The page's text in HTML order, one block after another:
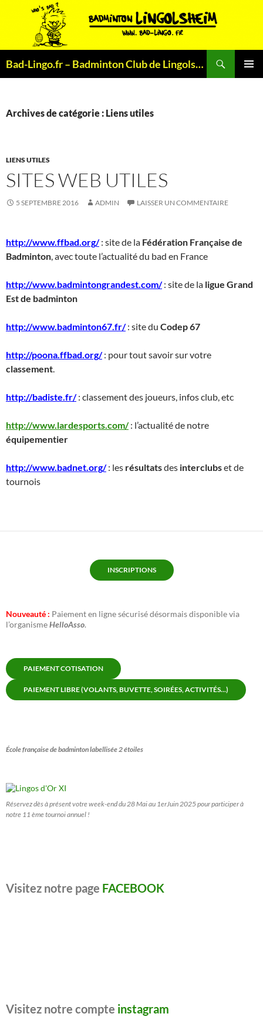
Bad-Lingo.fr – Badminton Club de Lingolsheim
Archives de catégorie : Liens utiles
LIENS UTILES
SITES WEB UTILES
5 SEPTEMBRE 2016 ADMIN LAISSER UN COMMENTAIRE
http://www.ffbad.org/: site de la Fédération Française de
Badminton, avec toute l’actualité du bad en France
http://www.badmintongrandest.com/: site de la ligue Grand
Est de badminton
http://www.badminton67.fr/: site du Codep 67
http://poona.ffbad.org/: pour tout savoir sur votre
classement.
http://badiste.fr/ : classement des joueurs, infos club, etc
http://www.lardesports.com/ : l’actualité de notre
équipementier
http://www.badnet.org/: les résultatsdes interclubset de
tournois
INSCRIPTIONS
Nouveauté : Paiement en ligne sécurisé désormais disponible via
l’organismeHelloAsso.
PAIEMENT COTISATION
PAIEMENT LIBRE (VOLANTS, BUVETTE, SOIRÉES, ACTIVITÉS...)
École française de badminton labellisée 2 étoiles
Réservez dès à présent votre week-end du 28 Mai au 1erJuin 2025 pour participer à
notre 11 ème tournoi annuel !
Visitez notre page FACEBOOK
Visitez notre compte instagram